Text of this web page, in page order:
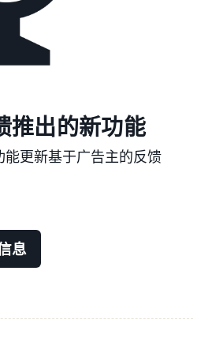
推出的新功能
能更新基于广告主的反馈
息